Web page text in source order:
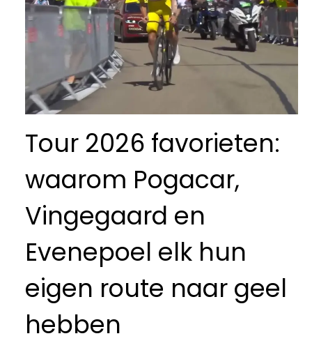
Tour 2026 favorieten:
waarom Pogacar,
Vingegaard en
Evenepoel elk hun
eigen route naar geel
hebben